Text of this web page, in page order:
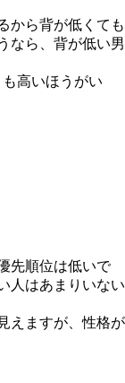
から背が低くても
なら、背が低い男
高いほうがい
先順位は低いで
人はあまりいない
えますが、性格が